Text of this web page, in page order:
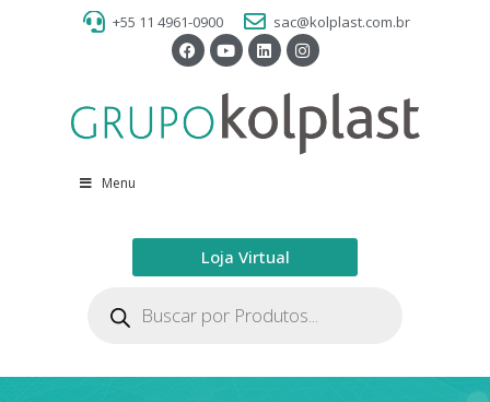
+55 11 4961-0900 sac@kolplast.com.br
Menu
Loja Virtual